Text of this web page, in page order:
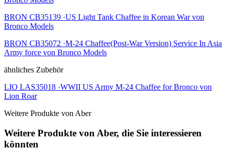
BRON CB35139 ·US Light Tank Chaffee in Korean War von
Bronco Models
BRON CB35072 ·M-24 Chaffee(Post-War Version) Service In Asia
Army force von Bronco Models
ähnliches Zubehör
LIO LAS35018 ·WWII US Army M-24 Chaffee for Bronco von
Lion Roar
Weitere Produkte von Aber
Weitere Produkte von Aber, die Sie interessieren
könnten